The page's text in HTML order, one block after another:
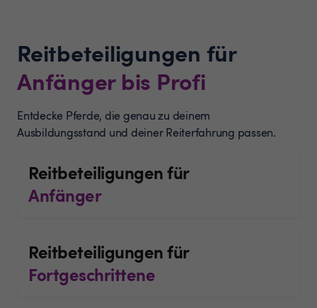
Reitbeteiligungen für
Anfänger bis Profi
Entdecke Pferde, die genau zu deinem
Ausbildungsstand und deiner Reiterfahrung passen.
Reitbeteiligungen für
Anfänger
Reitbeteiligungen für
Fortgeschrittene